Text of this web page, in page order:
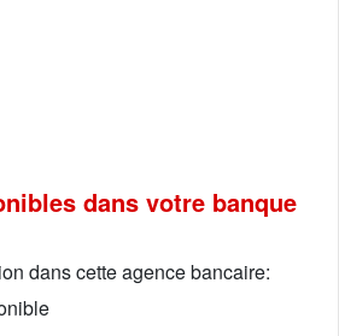
dans votre banque
dans cette agence bancaire: